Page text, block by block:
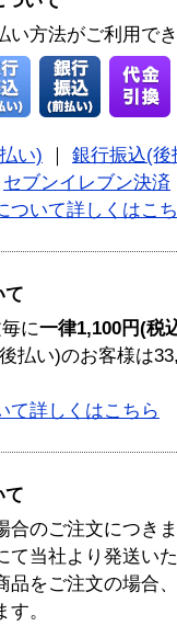
い方法がご利用で
い)
銀行振込(後
セブンイレブン決済
ついて詳しくはこ
て
に一律1,100円(税
払い)のお客様は
て詳しくはこちら
て
合のご注文につき
て当社より発送い
品をご注文の場合
。